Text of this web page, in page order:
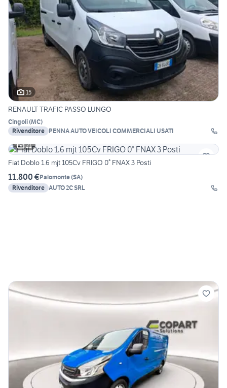
15
RENAULT TRAFIC PASSO LUNGO
Cingoli(MC)
Rivenditore PENNA AUTO VEICOLI COMMERCIALI USATI
21
Fiat Doblo 1.6 mjt 105Cv FRIGO 0° FNAX 3 Posti
11.800 €Palomonte(SA)
Rivenditore AUTO 2C SRL